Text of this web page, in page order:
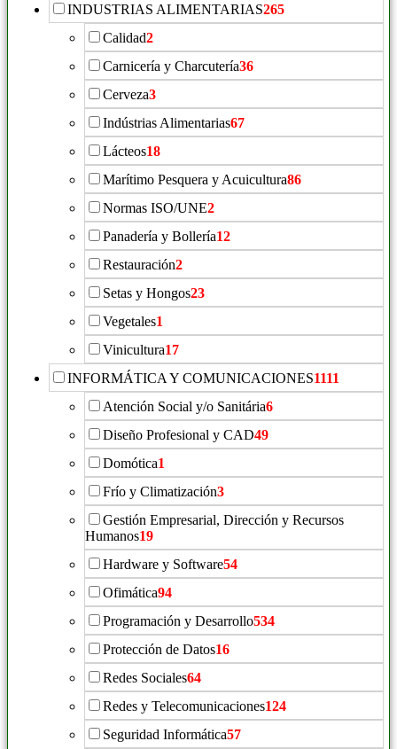
INDUSTRIAS ALIMENTARIAS265
Calidad2
Carnicería y Charcutería36
Cerveza3
Indústrias Alimentarias67
Lácteos18
Marítimo Pesquera y Acuicultura86
Normas ISO/UNE2
Panadería y Bollería12
Restauración2
Setas y Hongos23
Vegetales1
Vinicultura17
INFORMÁTICA Y COMUNICACIONES1111
Atención Social y/o Sanitária6
Diseño Profesional y CAD49
Domótica1
Frío y Climatización3
Gestión Empresarial, Dirección y Recursos
Humanos19
Hardware y Software54
Ofimática94
Programación y Desarrollo534
Protección de Datos16
Redes Sociales64
Redes y Telecomunicaciones124
Seguridad Informática57